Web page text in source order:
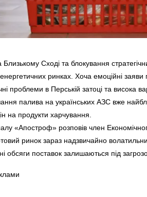
Близькому Сході та блокування
ринках. Хоча емоційні заяви
проблеми в Перській затоці та висока
палива на українських АЗС вже
на продукти харчування.
«Апостроф» розповів член
ринок зараз надзвичайно
обсяги поставок залишаються під